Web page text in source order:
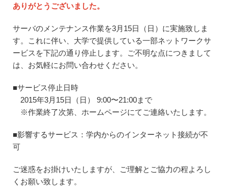
ありがとうございました。
サーバのメンテナンス作業を3月15日（日）に実施致しま
す。これに伴い、大学で提供している一部ネットワークサ
ービスを下記の通り停止します。ご不明な点につきまして
は、お気軽にお問い合わせください。
■サービス停止日時
2015年3月15日（日） 9:00〜21:00まで
※作業終了次第、ホームページにてご連絡いたします。
■影響するサービス：学内からのインターネット接続が不
可
ご迷惑をお掛けいたしますが、ご理解とご協力の程よろし
くお願い致します。